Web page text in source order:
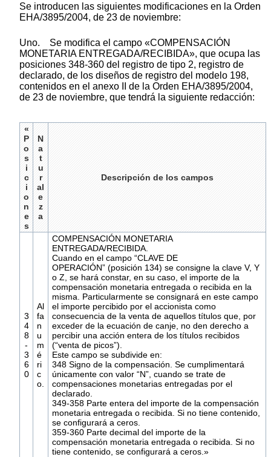
Se introducen las siguientes modificaciones en la Orden
EHA/3895/2004, de 23 de noviembre:
Uno. Se modifica el campo «COMPENSACIÓN
MONETARIA ENTREGADA/RECIBIDA», que ocupa las
posiciones 348-360 del registro de tipo 2, registro de
declarado, de los diseños de registro del modelo 198,
contenidos en el anexo II de la Orden EHA/3895/2004,
de 23 de noviembre, que tendrá la siguiente redacción:
«
P
o
s
i
c
i
o
n
e
s
N
a
t
u
r
al
e
z
a
Descripción de los campos
3
4
8
-
3
6
0
Al
fa
n
u
m
é
ri
c
o.
COMPENSACIÓN MONETARIA
ENTREGADA/RECIBIDA.
Cuando en el campo “CLAVE DE
OPERACIÓN” (posición 134) se consigne la clave V, Y
o Z, se hará constar, en su caso, el importe de la
compensación monetaria entregada o recibida en la
misma. Particularmente se consignará en este campo
el importe percibido por el accionista como
consecuencia de la venta de aquellos títulos que, por
exceder de la ecuación de canje, no den derecho a
percibir una acción entera de los títulos recibidos
(“venta de picos”).
Este campo se subdivide en:
348 Signo de la compensación. Se cumplimentará
únicamente con valor “N”, cuando se trate de
compensaciones monetarias entregadas por el
declarado.
349-358 Parte entera del importe de la compensación
monetaria entregada o recibida. Si no tiene contenido,
se configurará a ceros.
359-360 Parte decimal del importe de la
compensación monetaria entregada o recibida. Si no
tiene contenido, se configurará a ceros.»